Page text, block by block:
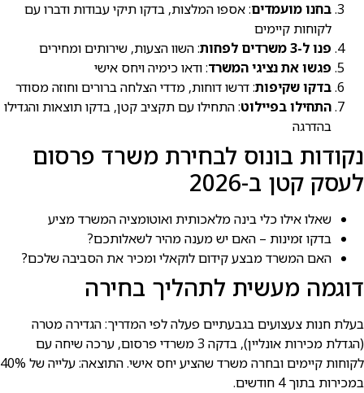
בחנו מועמדים: אספו המלצות, בדקו תיקי עבודות ודברו עם
לקוחות קיימים
פנו ל-3 משרדים לפחות
: השוו הצעות, שירותים ומחירים
פגשו את נציגי המשרד: ודאו כימיה ויחס אישי
בדקו שקיפות: דרשו דוחות, מדדי הצלחה ברורים וחוזה מסודר
התחילו בפיילוט: התחילו עם תקציב קטן, בדקו תוצאות והגדילו
בהדרגה
נקודות בונוס לבחירת משרד פרסום
לעסק קטן ב-2026
שאלו אילו כלי בינה מלאכותית ואוטומציה המשרד מציע
בדקו זמינות – האם יש מענה מהיר לשאלותכם?
האם המשרד מבצע קידום לוקאלי ומכיר את הסביבה שלכם?
דוגמה מעשית לתהליך בחירה
בעלת חנות צעצועים בגבעתיים פעלה לפי המדריך: הגדירה מטרה
(הגדלת מכירות אונליין), בדקה 3 משרדי פרסום, ערכה שיחה עם
לקוחות קיימים ובחרה משרד שהציע יחס אישי. התוצאה: עלייה של 40%
במכירות בתוך 4 חודשים.